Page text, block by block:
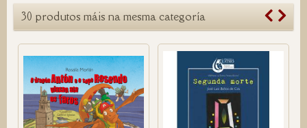
30 produtos máis na mesma categoría